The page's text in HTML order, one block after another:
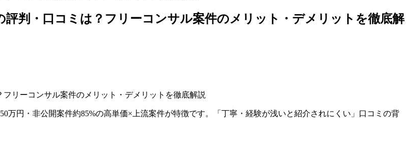
判・口コミは？フリーコンサル案件のメリット・デメリットを徹底解
万円・非公開案件約85%の高単価×上流案件が特徴です。「丁寧・経験が浅いと紹介されにくい」口コミの背